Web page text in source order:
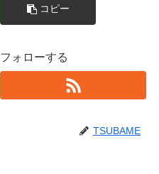
コピー
ォローする
TSUBAME